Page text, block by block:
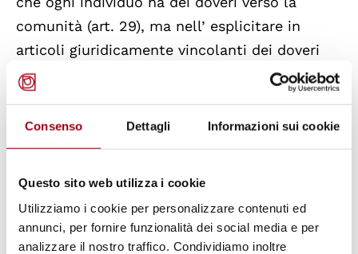
Consenso Dettagli Informazioni sui cookie
Questo sito web utilizza i cookie
Utilizziamo i cookie per personalizzare contenuti ed
annunci, per fornire funzionalità dei social media e per
analizzare il nostro traffico. Condividiamo inoltre
comunità (art. 29), ma nell’ esplicitare in
articoli giuridicamente vincolanti dei doveri
del singolo.
Secondo l’articolo 27, i doveri dell’individuo
riguardano 5 diverse entità: famiglia, società,
Stato, altre collettività parimenti riconosciute
I doveri individuali elencati negli articoli 28 e
29 sono i seguenti:
- rispettare e di considerare i propri simili